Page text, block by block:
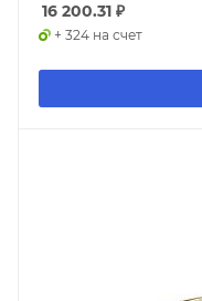
16 200.31 ₽
+ 324 на счет